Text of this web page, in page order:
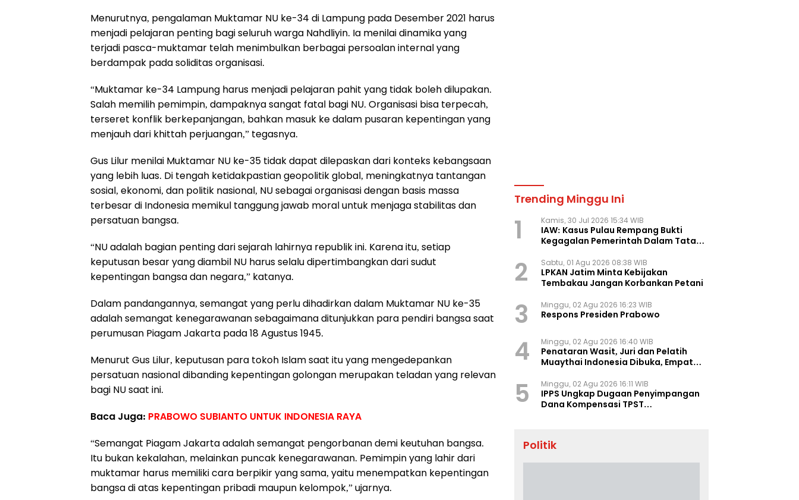
Menurutnya, pengalaman Muktamar NU ke-34 di Lampung pada Desember 2021 harus
menjadi pelajaran penting bagi seluruh warga Nahdliyin. Ia menilai dinamika yang
terjadi pasca-muktamar telah menimbulkan berbagai persoalan internal yang
berdampak pada soliditas organisasi.
“Muktamar ke-34 Lampung harus menjadi pelajaran pahit yang tidak boleh dilupakan.
Salah memilih pemimpin, dampaknya sangat fatal bagi NU. Organisasi bisa terpecah,
terseret konflik berkepanjangan, bahkan masuk ke dalam pusaran kepentingan yang
menjauh dari khittah perjuangan,” tegasnya.
Gus Lilur menilai Muktamar NU ke-35 tidak dapat dilepaskan dari konteks kebangsaan
yang lebih luas. Di tengah ketidakpastian geopolitik global, meningkatnya tantangan
sosial, ekonomi, dan politik nasional, NU sebagai organisasi dengan basis massa
terbesar di Indonesia memikul tanggung jawab moral untuk menjaga stabilitas dan
persatuan bangsa.
“NU adalah bagian penting dari sejarah lahirnya republik ini. Karena itu, setiap
keputusan besar yang diambil NU harus selalu dipertimbangkan dari sudut
kepentingan bangsa dan negara,” katanya.
Dalam pandangannya, semangat yang perlu dihadirkan dalam Muktamar NU ke-35
adalah semangat kenegarawanan sebagaimana ditunjukkan para pendiri bangsa saat
perumusan Piagam Jakarta pada 18 Agustus 1945.
Menurut Gus Lilur, keputusan para tokoh Islam saat itu yang mengedepankan
persatuan nasional dibanding kepentingan golongan merupakan teladan yang relevan
bagi NU saat ini.
Baca Juga: PRABOWO SUBIANTO UNTUK INDONESIA RAYA
“Semangat Piagam Jakarta adalah semangat pengorbanan demi keutuhan bangsa.
Itu bukan kekalahan, melainkan puncak kenegarawanan. Pemimpin yang lahir dari
muktamar harus memiliki cara berpikir yang sama, yaitu menempatkan kepentingan
bangsa di atas kepentingan pribadi maupun kelompok,” ujarnya.
Trending Minggu Ini
1 Kamis, 30 Jul 2026 15:34 WIB
IAW: Kasus Pulau Rempang Bukti
Kegagalan Pemerintah Dalam Tata
2 Sabtu, 01 Agu 2026 08:38 WIB
LPKAN Jatim Minta Kebijakan
Tembakau Jangan Korbankan Petani
3 Minggu, 02 Agu 2026 16:23 WIB
Respons Presiden Prabowo
4 Minggu, 02 Agu 2026 16:40 WIB
Penataran Wasit, Juri dan Pelatih
Muaythai Indonesia Dibuka, Empat
5 Minggu, 02 Agu 2026 16:11 WIB
IPPS Ungkap Dugaan Penyimpangan
Dana Kompensasi TPST
Politik